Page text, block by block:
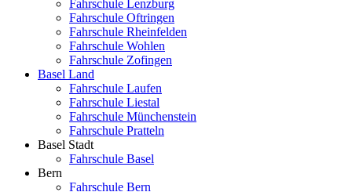
Fahrschule Lenzburg
Fahrschule Oftringen
Fahrschule Rheinfelden
Fahrschule Wohlen
Fahrschule Zofingen
Basel Land
Fahrschule Laufen
Fahrschule Liestal
Fahrschule Münchenstein
Fahrschule Pratteln
Basel Stadt
Fahrschule Basel
Bern
Fahrschule Bern